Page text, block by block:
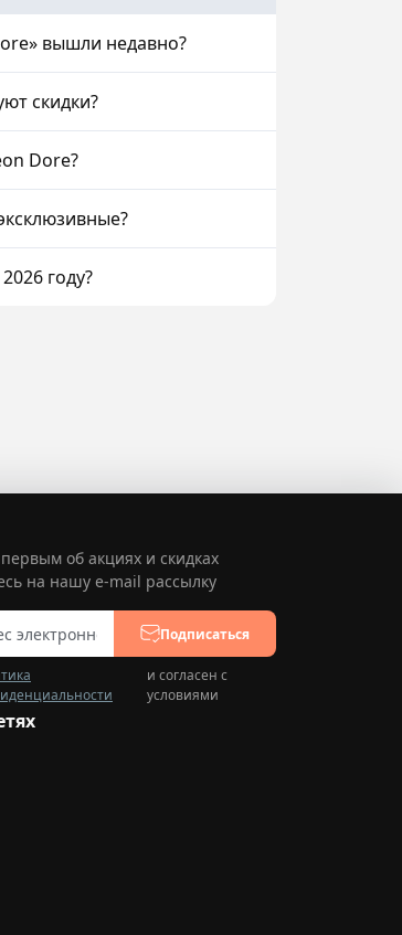
вышли недавно?
скидки?
Dore?
году?
об акциях и скидках
на нашу e-mail рассылку
Подписаться
и согласен с
условиями